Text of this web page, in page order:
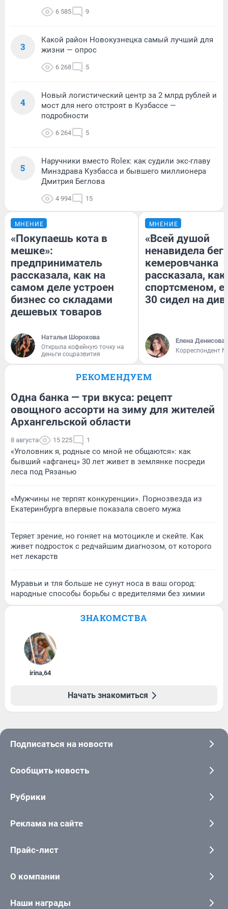
6 585 9
3
Какой район Новокузнецка самый лучший для
жизни — опрос
6 268 5
4
Новый логистический центр за 2 млрд рублей и
мост для него отстроят в Кузбассе —
подробности
6 264 5
5
Наручники вместо Rolex: как судили экс-главу
Минздрава Кузбасса и бывшего миллионера
Дмитрия Беглова
4 994 15
МНЕНИЕ
«Покупаешь кота в
мешке»:
предприниматель
рассказала, как на
самом деле устроен
бизнес со складами
дешевых товаров
Наталья Шорохова
Открыла кофейную точку на
деньги соцразвития
МНЕНИЕ
«Всей душой
ненавидела
кемеровчанка
рассказала, как
спортсменом,
30 сидел на
Елена Денисова
Корреспондент
РЕКОМЕНДУЕМ
Одна банка — три вкуса: рецепт
овощного ассорти на зиму для жителей
Архангельской области
8 августа 15 225 1
«Уголовник я, родные со мной не общаются»: как
бывший «афганец» 30 лет живет в землянке посреди
леса под Рязанью
«Мужчины не терпят конкуренции». Порнозвезда из
Екатеринбурга впервые показала своего мужа
Теряет зрение, но гоняет на мотоцикле и скейте. Как
живет подросток с редчайшим диагнозом, от которого
нет лекарств
Муравьи и тля больше не сунут носа в ваш огород:
народные способы борьбы с вредителями без химии
ЗНАКОМСТВА
irina,64
Начать знакомиться
Подписаться на новости
Сообщить новость
Рубрики
Реклама на сайте
Прайс-лист
О компании
Наши награды